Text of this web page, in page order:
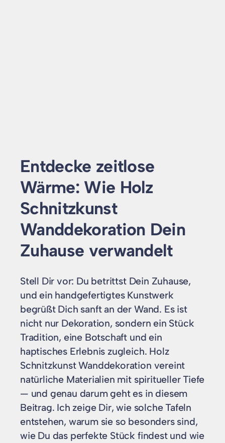
Entdecke zeitlose
Wärme: Wie Holz
Schnitzkunst
Wanddekoration Dein
Zuhause verwandelt
Stell Dir vor: Du betrittst Dein Zuhause,
und ein handgefertigtes Kunstwerk
begrüßt Dich sanft an der Wand. Es ist
nicht nur Dekoration, sondern ein Stück
Tradition, eine Botschaft und ein
haptisches Erlebnis zugleich. Holz
Schnitzkunst Wanddekoration vereint
natürliche Materialien mit spiritueller Tiefe
— und genau darum geht es in diesem
Beitrag. Ich zeige Dir, wie solche Tafeln
entstehen, warum sie so besonders sind,
wie Du das perfekte Stück findest und wie